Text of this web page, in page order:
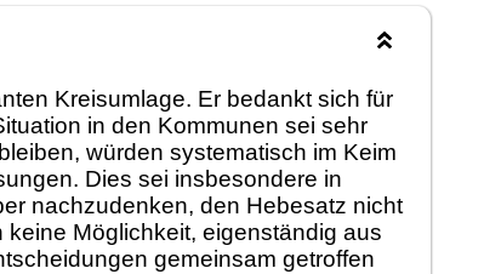
Kreisumlage. Er bedankt sich für
in den Kommunen sei sehr
würden systematisch im Keim
Dies sei insbesondere in
nachzudenken, den Hebesatz nicht
Möglichkeit, eigenständig aus
gemeinsam getroffen